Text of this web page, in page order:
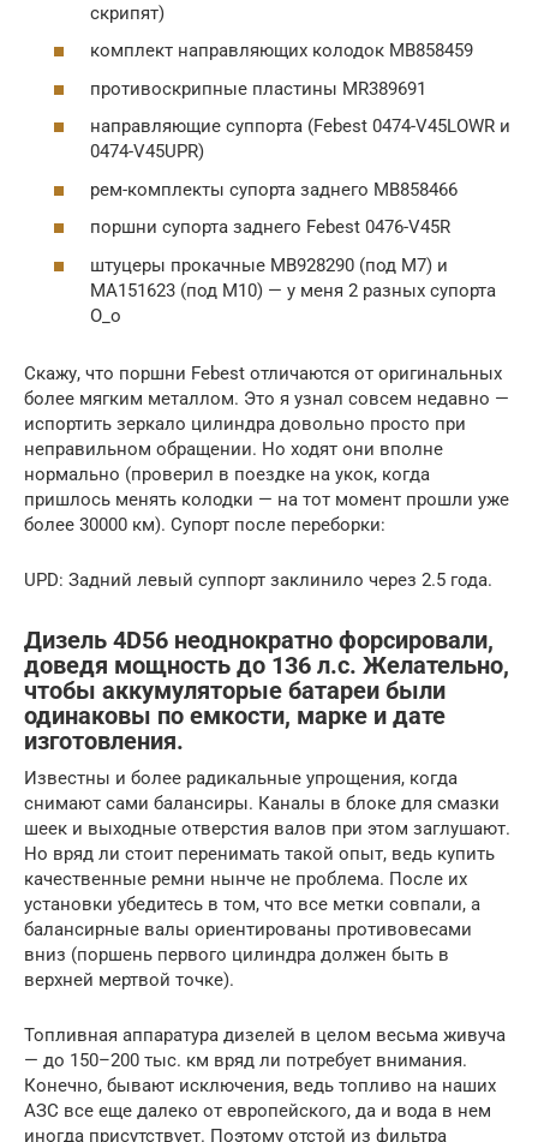
скрипят)
комплект направляющих колодок MB858459
противоскрипные пластины MR389691
направляющие суппорта (Febest 0474-V45LOWR и
0474-V45UPR)
рем-комплекты супорта заднего MB858466
поршни супорта заднего Febest 0476-V45R
штуцеры прокачные MB928290 (под M7) и
MA151623 (под М10) — у меня 2 разных супорта
O_o
Скажу, что поршни Febest отличаются от оригинальных
более мягким металлом. Это я узнал совсем недавно —
испортить зеркало цилиндра довольно просто при
неправильном обращении. Но ходят они вполне
нормально (проверил в поездке на укок, когда
пришлось менять колодки — на тот момент прошли уже
более 30000 км). Супорт после переборки:
UPD: Задний левый суппорт заклинило через 2.5 года.
Дизель 4D56 неоднократно форсировали,
доведя мощность до 136 л.с. Желательно,
чтобы аккумуляторые батареи были
одинаковы по емкости, марке и дате
изготовления.
Известны и более радикальные упрощения, когда
снимают сами балансиры. Каналы в блоке для смазки
шеек и выходные отверстия валов при этом заглушают.
Но вряд ли стоит перенимать такой опыт, ведь купить
качественные ремни нынче не проблема. После их
установки убедитесь в том, что все метки совпали, а
балансирные валы ориентированы противовесами
вниз (поршень первого цилиндра должен быть в
верхней мертвой точке).
Топливная аппаратура дизелей в целом весьма живуча
— до 150–200 тыс. км вряд ли потребует внимания.
Конечно, бывают исключения, ведь топливо на наших
АЗС все еще далеко от европейского, да и вода в нем
иногда присутствует. Поэтому отстой из фильтра